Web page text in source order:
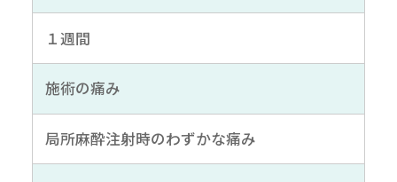
１週間
施術の痛み
局所麻酔注射時のわずかな痛み